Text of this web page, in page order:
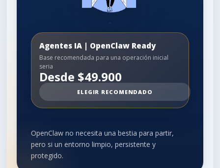
Agentes IA | OpenClaw Ready
Base recomendada para una operación inicial
seria
Desde $49.900
ELEGIR RECOMENDADO
OpenClaw no necesita una bestia para partir,
pero si un entorno limpio, persistente y
protegido.